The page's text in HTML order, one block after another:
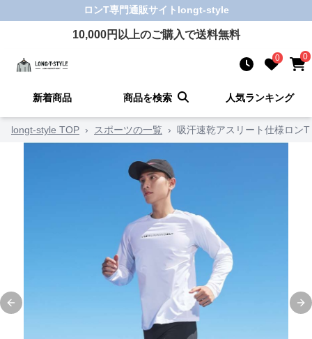
ロンT専門通販サイト longt-style
10,000円以上のご購入で送料無料
0 0
新着商品 商品を検索 人気ランキング
longt-style TOP › スポーツの一覧 › 吸汗速乾アスリート仕様ロンT
Previous slide